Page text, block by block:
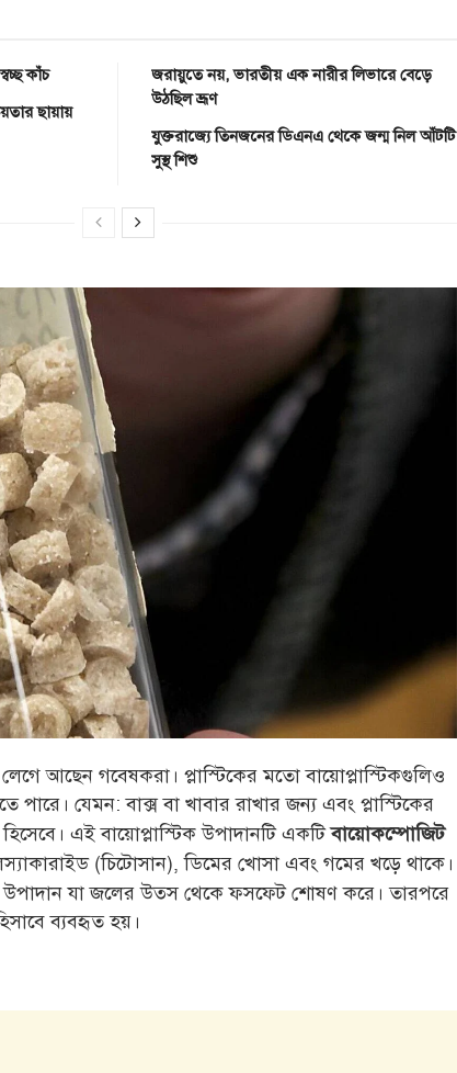
কাঁচ
ছায়ায়
জরায়ুতে নয়, ভারতীয় এক নারীর লিভারে বেড়ে
উঠছিল ভ্রূণ
যুক্তরাজ্যে তিনজনের ডিএনএ থেকে জন্ম নিল আঁটটি
সুস্থ শিশু
আছেন গবেষকরা। প্লাস্টিকের মতো বায়োপ্লাস্টিকগুলিও
পারে। যেমন: বাক্স বা খাবার রাখার জন্য এবং প্লাস্টিকের
এই বায়োপ্লাস্টিক উপাদানটি একটিবায়োকম্পোজিট
(চিটোসান), ডিমের খোসা এবং গমের খড়ে থাকে।
উপাদান যা জলের উত্স থেকে ফসফেট শোষণ করে। তারপরে
ব্যবহৃত হয়।